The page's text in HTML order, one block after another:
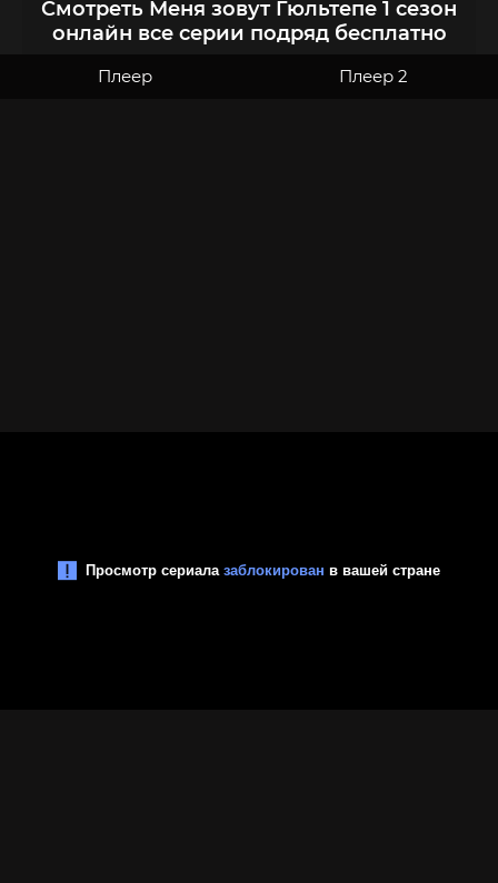
Смотреть Меня зовут Гюльтепе 1 сезон
онлайн все серии подряд бесплатно
Плеер Плеер 2